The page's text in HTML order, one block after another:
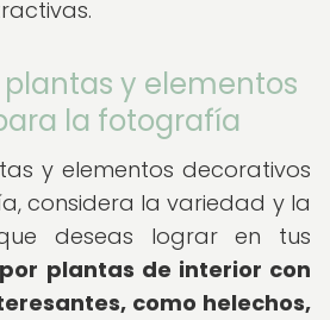
y elementos
la fotografía
y elementos decorativos
considera la variedad y la
deseas lograr en tus
plantas de interior con
como helechos,